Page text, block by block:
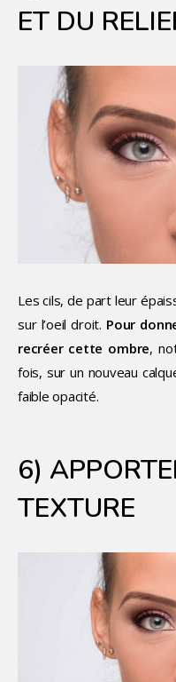
ET DU
Les cils, de part leur
sur l’oeil droit. Pour
recréer cette ombre,
fois, sur un nouveau
faible opacité.
6)
TEXTURE